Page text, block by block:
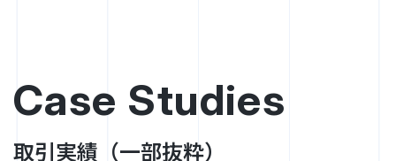
Case Studies
取引実績（一部抜粋）